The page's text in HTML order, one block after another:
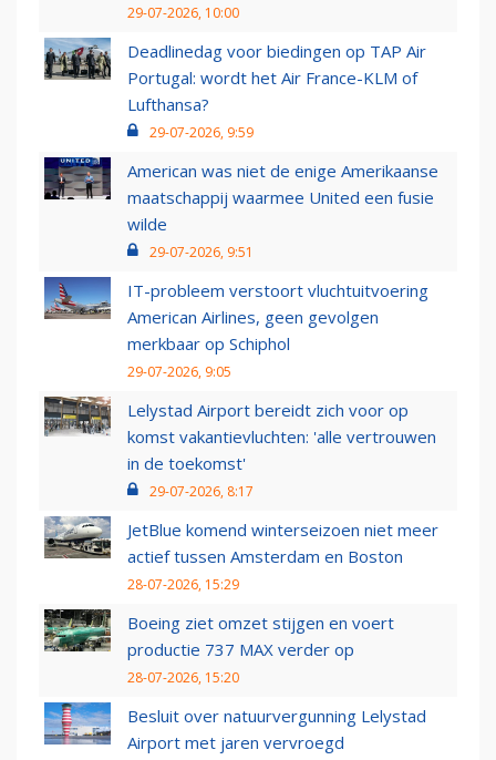
29-07-2026, 10:00
Deadlinedag voor biedingen op TAP Air
Portugal: wordt het Air France-KLM of
Lufthansa?
29-07-2026, 9:59
American was niet de enige Amerikaanse
maatschappij waarmee United een fusie
wilde
29-07-2026, 9:51
IT-probleem verstoort vluchtuitvoering
American Airlines, geen gevolgen
merkbaar op Schiphol
29-07-2026, 9:05
Lelystad Airport bereidt zich voor op
komst vakantievluchten: 'alle vertrouwen
in de toekomst'
29-07-2026, 8:17
JetBlue komend winterseizoen niet meer
actief tussen Amsterdam en Boston
28-07-2026, 15:29
Boeing ziet omzet stijgen en voert
productie 737 MAX verder op
28-07-2026, 15:20
Besluit over natuurvergunning Lelystad
Airport met jaren vervroegd